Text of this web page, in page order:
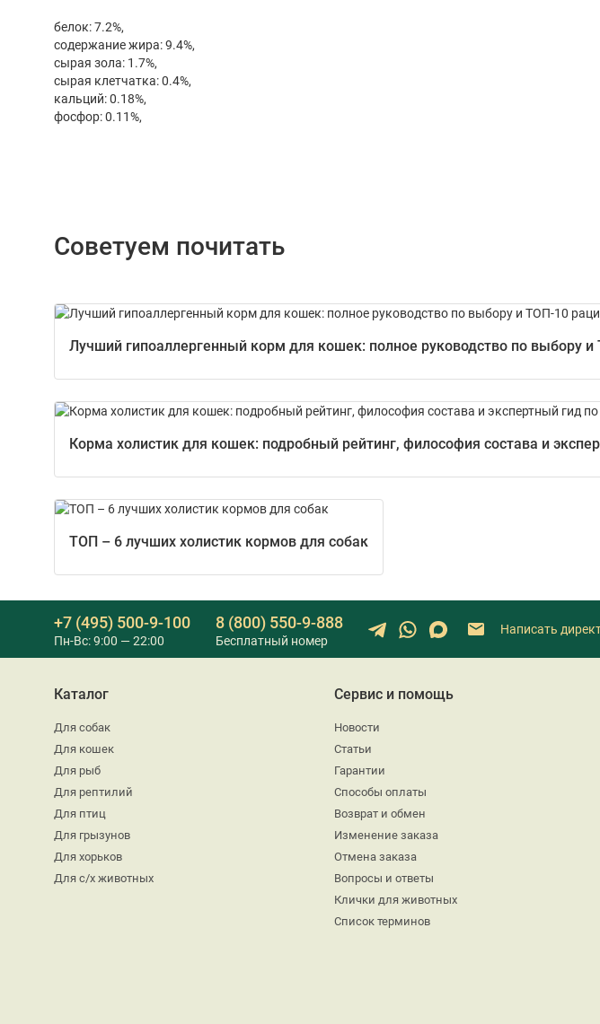
белок: 7.2%,
содержание жира: 9.4%,
сырая зола: 1.7%,
сырая клетчатка: 0.4%,
кальций: 0.18%,
фосфор: 0.11%,
Советуем почитать
Лучший гипоаллергенный корм для кошек: полное руководство по выбору и
Корма холистик для кошек: подробный рейтинг, философия состава и
ТОП – 6 лучших холистик кормов для собак
+7 (495) 500-9-100
Пн-Вс: 9:00 — 22:00
8 (800) 550-9-888
Бесплатный номер
Написать
Каталог
Для собак
Для кошек
Для рыб
Для рептилий
Для птиц
Для грызунов
Для хорьков
Для с/х животных
Сервис и помощь
Новости
Статьи
Гарантии
Способы оплаты
Возврат и обмен
Изменение заказа
Отмена заказа
Вопросы и ответы
Клички для животных
Список терминов